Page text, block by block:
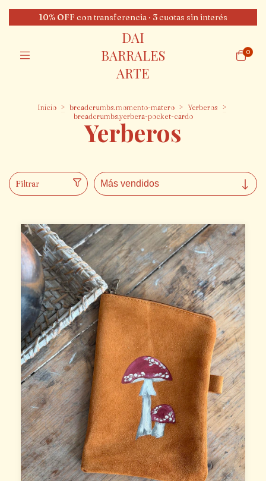
10% OFF con transferencia · 3 cuotas sin interés
DAI
BARRALES
ARTE
0
Inicio > breadcrumbs.momento-matero > Yerberos >
breadcrumbs.yerbera-pocket-cardo
Yerberos
Filtrar